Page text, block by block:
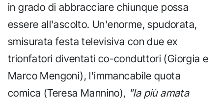
in grado di abbracciare chiunque possa
essere all'ascolto. Un'enorme, spudorata,
smisurata festa televisiva con due ex
trionfatori diventati co-conduttori (Giorgia e
Marco Mengoni), l'immancabile quota
comica (Teresa Mannino), "la più amata